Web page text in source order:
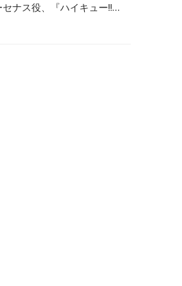
『ルパン三世』石川五ェ門役や『機動戦士ガンダムUC』リディ・マーセナス役、『ハイキュー!!』及川徹役、『ヴァイオレット・エヴァーガーデン』ギルベルト・ブーゲンビリア役、『君に届け』風早翔太役などで知られる浪川大輔さん。アニメやゲームのみならず、子役としてデビューして以来、映画『E.T.』の主人公・エリオット役で、スティーヴン・スピルバーグ監督から指名された経験を持ち、『ネバーエンディング・ストーリー』、『ターミネーター2』等、吹替でも数多くの作品を担当しています。浪川さんが森久保祥太郎さんと共にパーソナリティを務める『森久保祥太郎・浪川大輔 つまみは塩だけ』（OBCラジオ大阪）をご紹介します。